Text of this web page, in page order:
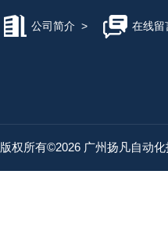
公司简介 > 在线留
版权所有©2026 广州扬凡自动